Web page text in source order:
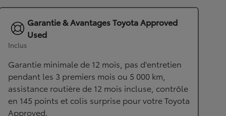
Garantie & Avantages Toyota Approved
Used
Inclus
Garantie minimale de 12 mois, pas d'entretien
pendant les 3 premiers mois ou 5 000 km,
assistance routière de 12 mois incluse, contrôle
en 145 points et colis surprise pour votre Toyota
Approved.